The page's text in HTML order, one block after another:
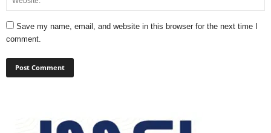
Save my name, email, and website in this browser for the next time I
comment.